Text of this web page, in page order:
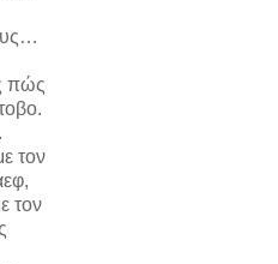
πώς
τον
τον